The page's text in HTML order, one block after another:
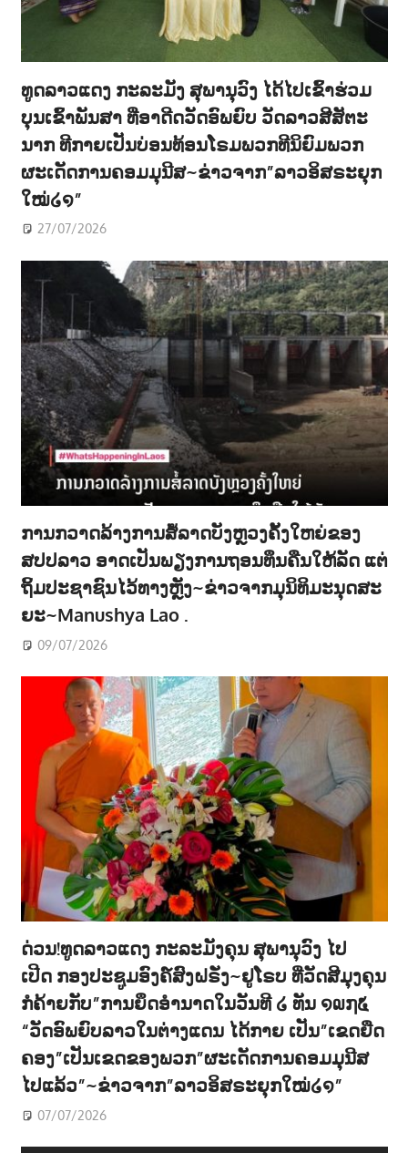
ທູດລາວແດງ ກະລະມັງ ສຸພານຸວົງ ໄດ້ໄປເຂົ້າຮ່ວມ
ບຸນເຂົ້າພັນສາ ທີ່ອາດີດວັດອົພຍົບ ວັດລາວສີສັຕະ
ນາກ ທີກາຍເປັນບ່ອນທ້ອນໂຣມພວກທີນິຍົມພວກ
ຜະເດັດການຄອມມຸນີສ~ຂ່າວຈາກ”ລາວອິສຣະຍຸກ
ໃໝ່໒໑”
27/07/2026
ການກວາດລ້າງການສໍ້ລາດບັງຫຼວງຄັ້ງໃຫຍ່ຂອງ
ສປປລາວ ອາດເປັນພຽງການຖອນທຶນຄືນໃຫ້ລັດ ແຕ່
ຖິ້ມປະຊາຊົນໄວ້ທາງຫຼັງ~ຂ່າວຈາກມຸນິທິມະນຸດສະ
ຍະ~Manushya Lao .
09/07/2026
ດ່ວນ!ທູດລາວແດງ ກະລະມັງຄຸນ ສຸພານຸວົງ ໄປ
ເປີດ ກອງປະຊູມອົງຄ໌ສົງຝຣັ່ງ~ຢູໂຣບ ທີ່ວັດສີມຸງຄຸນ
ກໍຄ້າຍກັບ”ການຍຶດອຳນາດໃນວັນທີ ໒ ທັນ ໑໙໗໕
“ວັດອົພຍົບລາວໃນຕ່າງແດນ ໄດ້ກາຍ ເປັນ”ເຂດຍືດ
ຄອງ”ເປັນເຂດຂອງພວກ”ຜະເດັດການຄອມມຸນີສ
ໄປແລ້ວ”~ຂ່າວຈາກ”ລາວອິສຣະຍຸກໃໝ່໒໑”
07/07/2026